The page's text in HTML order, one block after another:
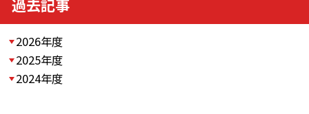
過去記事
2026年度
2025年度
2024年度